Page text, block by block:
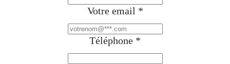
Votre email *
Téléphone *